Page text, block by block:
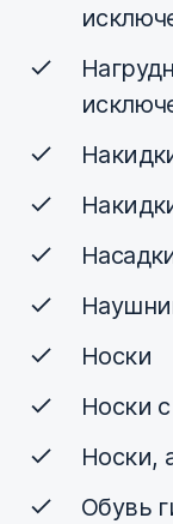
Носки
Носки
Носки,
Обувь